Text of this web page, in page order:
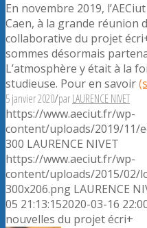
En novembre 2019,
Caen, à la grande réunion
collaborative du projet
sommes désormais
L’atmosphère y était à la
studieuse. Pour en savoir
5 janvier 2020/parLAURENCE NIVET
https://www.aeciut.fr/wp-
content/uploads/2019/11/
300 LAURENCE NIVET
https://www.aeciut.fr/wp-
content/uploads/2015/02/
300x206.png LAURENCE
05 21:13:152020-03-16
nouvelles du projet écri+